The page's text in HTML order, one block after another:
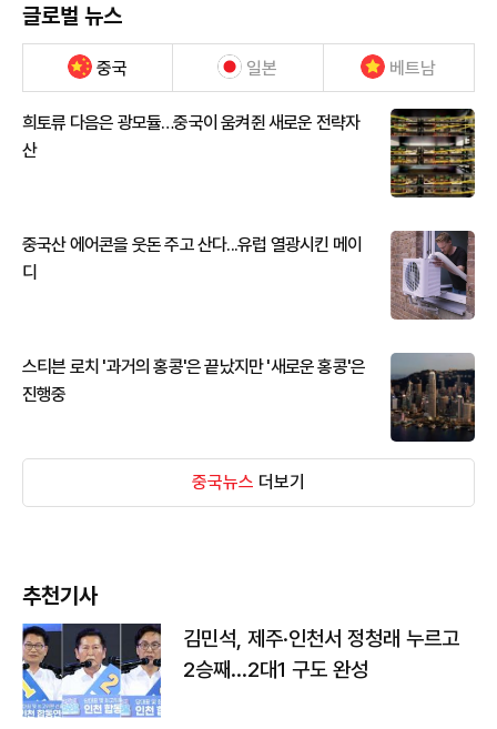
글로벌 뉴스
중국 일본 베트남
희토류 다음은 광모듈…중국이 움켜쥔 새로운 전략자
산
중국산 에어콘을 웃돈 주고 산다...유럽 열광시킨 메이
디
스티븐 로치 '과거의 홍콩'은 끝났지만 '새로운 홍콩'은
진행중
중국뉴스 더보기
추천기사
김민석, 제주·인천서 정청래 누르고
2승째…2대1 구도 완성